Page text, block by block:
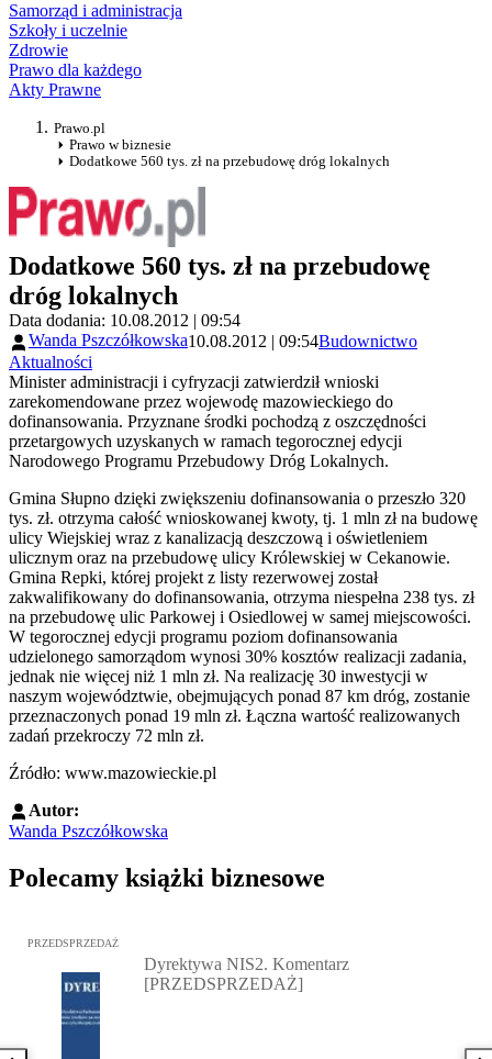
Samorząd i administracja
Szkoły i uczelnie
Zdrowie
Prawo dla każdego
Akty Prawne
Prawo.pl
Prawo w biznesie
Dodatkowe 560 tys. zł na przebudowę dróg lokalnych
Dodatkowe 560 tys. zł na przebudowę
dróg lokalnych
Data dodania: 10.08.2012 | 09:54
Wanda Pszczółkowska10.08.2012 | 09:54Budownictwo
Aktualności
Minister administracji i cyfryzacji zatwierdził wnioski
zarekomendowane przez wojewodę mazowieckiego do
dofinansowania. Przyznane środki pochodzą z oszczędności
przetargowych uzyskanych w ramach tegorocznej edycji
Narodowego Programu Przebudowy Dróg Lokalnych.
Gmina Słupno dzięki zwiększeniu dofinansowania o przeszło 320
tys. zł. otrzyma całość wnioskowanej kwoty, tj. 1 mln zł na budowę
ulicy Wiejskiej wraz z kanalizacją deszczową i oświetleniem
ulicznym oraz na przebudowę ulicy Królewskiej w Cekanowie.
Gmina Repki, której projekt z listy rezerwowej został
zakwalifikowany do dofinansowania, otrzyma niespełna 238 tys. zł
na przebudowę ulic Parkowej i Osiedlowej w samej miejscowości.
W tegorocznej edycji programu poziom dofinansowania
udzielonego samorządom wynosi 30% kosztów realizacji zadania,
jednak nie więcej niż 1 mln zł. Na realizację 30 inwestycji w
naszym województwie, obejmujących ponad 87 km dróg, zostanie
przeznaczonych ponad 19 mln zł. Łączna wartość realizowanych
zadań przekroczy 72 mln zł.
Źródło: www.mazowieckie.pl
Autor:
Wanda Pszczółkowska
Polecamy książki biznesowe
Przejdź do: Dyrektywa NIS2. Komentarz [PRZEDSPRZEDAŻ],
PRZEDSPRZEDAŻ
Dyrektywa NIS2. Komentarz
[PRZEDSPRZEDAŻ]